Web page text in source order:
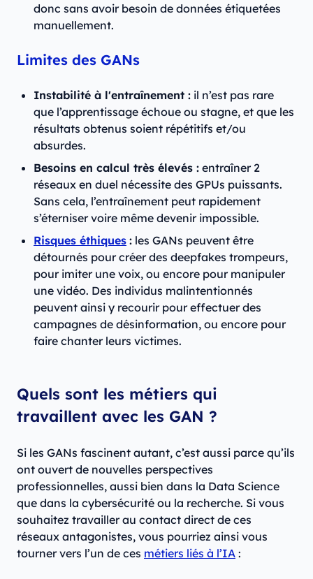
donc sans avoir besoin de données étiquetées
manuellement.
Limites des GANs
Instabilité à l'entraînement : il n’est pas rare
que l’apprentissage échoue ou stagne, et que les
résultats obtenus soient répétitifs et/ou
absurdes.
Besoins en calcul très élevés : entraîner 2
réseaux en duel nécessite des GPUs puissants.
Sans cela, l’entraînement peut rapidement
s’éterniser voire même devenir impossible.
Risques éthiques : les GANs peuvent être
détournés pour créer des deepfakes trompeurs,
pour imiter une voix, ou encore pour manipuler
une vidéo. Des individus malintentionnés
peuvent ainsi y recourir pour effectuer des
campagnes de désinformation, ou encore pour
faire chanter leurs victimes.
Quels sont les métiers qui
travaillent avec les GAN ?
Si les GANs fascinent autant, c’est aussi parce qu’ils
ont ouvert de nouvelles perspectives
professionnelles, aussi bien dans la Data Science
que dans la cybersécurité ou la recherche. Si vous
souhaitez travailler au contact direct de ces
réseaux antagonistes, vous pourriez ainsi vous
tourner vers l’un de ces métiers liés à l’IA :